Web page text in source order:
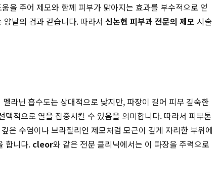
을 주어 제모와 함께 피부가 맑아지는 효과를 부수적으로 얻
날의 검과 같습니다. 따라서 신논현 피부과 전문의 제모 시술
라닌 흡수도는 상대적으로 낮지만, 파장이 길어 피부 깊숙한
적으로 열을 집중시킬 수 있음을 의미합니다. 따라서 피부톤
은 수염이나 브라질리언 제모처럼 모근이 깊게 자리한 부위에
합니다. cleor와 같은 전문 클리닉에서는 이 파장을 주력으로